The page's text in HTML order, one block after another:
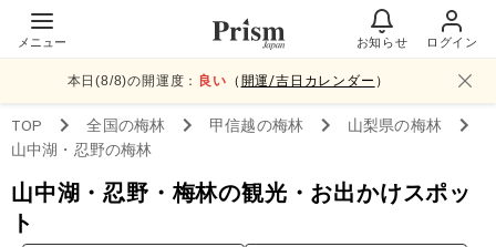
メニュー お知らせ ログイン
本日(8/8)の開運度： 良い （ 開運/吉日カレンダー ）
TOP 全国の梅林 甲信越の梅林 山梨県の梅林
山中湖・忍野の梅林
山中湖・忍野・梅林の観光・お出かけスポッ
ト